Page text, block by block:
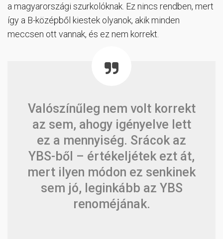
a magyarországi szurkolóknak. Ez nincs rendben, mert
így a B-középből kiestek olyanok, akik minden
meccsen ott vannak, és ez nem korrekt.
Valószínűleg nem volt korrekt
az sem, ahogy igényelve lett
ez a mennyiség. Srácok az
YBS-ből – értékeljétek ezt át,
mert ilyen módon ez senkinek
sem jó, leginkább az YBS
renoméjának.